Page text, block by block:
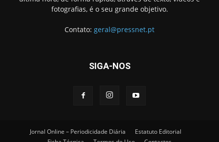
fotografias, é o seu grande objetivo.
Contato: geral@pressnet.pt
SIGA-NOS
Jornal Online – Periodicidade Diária
Estatuto Editorial